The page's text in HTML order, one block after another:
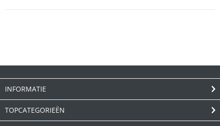
INFORMATIE
TOPCATEGORIEËN